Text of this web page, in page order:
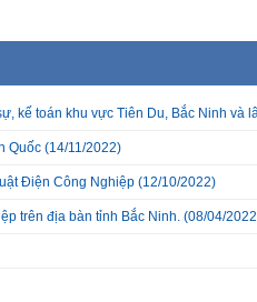
kế toán khu vực Tiên Du, Bắc Ninh và
Quốc (14/11/2022)
Điện Công Nghiệp (12/10/2022)
trên địa bàn tỉnh Bắc Ninh. (08/04/